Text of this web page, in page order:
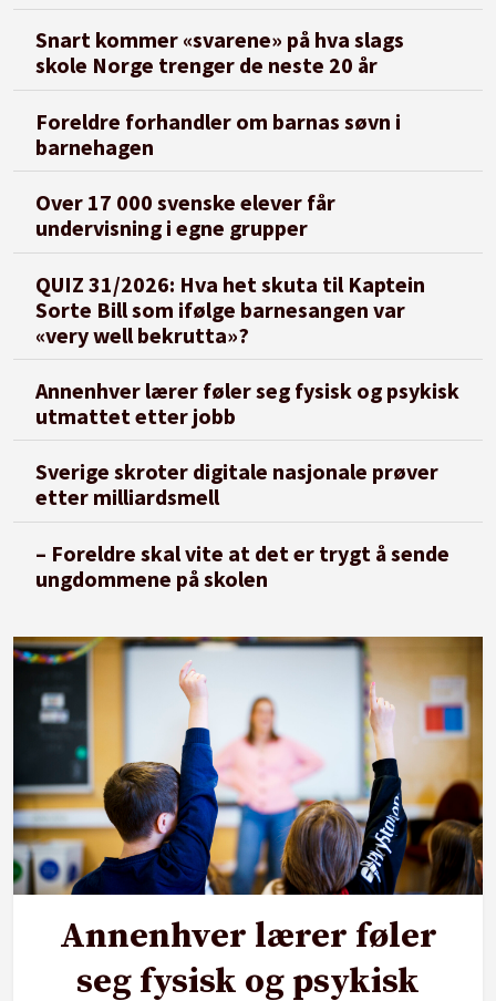
Snart kommer «svarene» på hva slags
skole Norge trenger de neste 20 år
Foreldre forhandler om barnas søvn i
barnehagen
Over 17 000 svenske elever får
undervisning i egne grupper
QUIZ 31/2026: Hva het skuta til Kaptein
Sorte Bill som ifølge barnesangen var
«very well bekrutta»?
Annenhver lærer føler seg fysisk og psykisk
utmattet etter jobb
Sverige skroter digitale nasjonale prøver
etter milliardsmell
– Foreldre skal vite at det er trygt å sende
ungdommene på skolen
Annenhver lærer føler
seg fysisk og psykisk